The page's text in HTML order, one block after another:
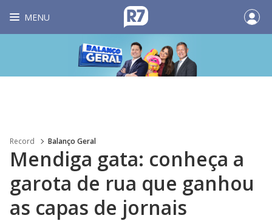
MENU
Record Balanço Geral
Mendiga gata: conheça a
garota de rua que ganhou
as capas de jornais